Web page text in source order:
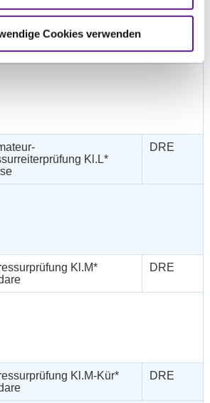
Cookies verwenden
Kl.A*
Kl.L*
DRE
Kl.M*
DRE
Kl.M-Kür*
DRE